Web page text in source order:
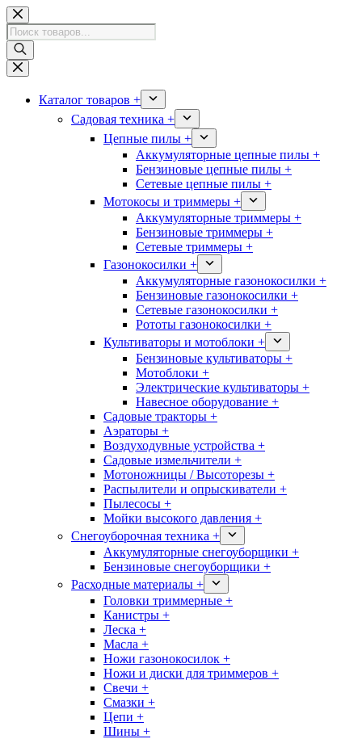
Перейти
к
сути
Поиск
товаров
Каталог товаров +
Садовая техника +
Цепные пилы +
Аккумуляторные цепные пилы +
Бензиновые цепные пилы +
Сетевые цепные пилы +
Мотокосы и триммеры +
Аккумуляторные триммеры +
Бензиновые триммеры +
Сетевые триммеры +
Газонокосилки +
Аккумуляторные газонокосилки +
Бензиновые газонокосилки +
Сетевые газонокосилки +
Рототы газонокосилки +
Культиваторы и мотоблоки +
Бензиновые культиваторы +
Мотоблоки +
Электрические культиваторы +
Навесное оборудование +
Садовые тракторы +
Аэраторы +
Воздуходувные устройства +
Садовые измельчители +
Мотоножницы / Высоторезы +
Распылители и опрыскиватели +
Пылесосы +
Мойки высокого давления +
Снегоуборочная техника +
Аккумуляторные снегоуборщики +
Бензиновые снегоуборщики +
Расходные материалы +
Головки триммерные +
Канистры +
Леска +
Масла +
Ножи газонокосилок +
Ножи и диски для триммеров +
Свечи +
Смазки +
Цепи +
Шины +